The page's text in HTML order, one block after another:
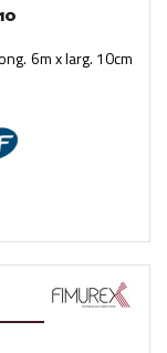
6m x larg. 10cm